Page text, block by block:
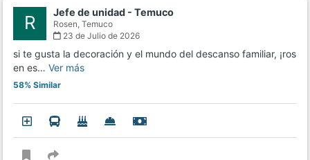
R Jefe de unidad - Temuco
Rosen, Temuco
23 de Julio de 2026
si te gusta la decoración y el mundo del descanso familiar, ¡ros
en es… Ver más
58% Similar